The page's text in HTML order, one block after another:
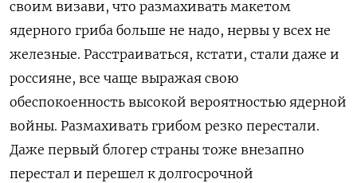
своим визави, что размахивать макетом
ядерного гриба больше не надо, нервы у всех не
железные. Расстраиваться, кстати, стали даже и
россияне, все чаще выражая свою
обеспокоенность высокой вероятностью ядерной
войны. Размахивать грибом резко перестали.
Даже первый блогер страны тоже внезапно
перестал и перешел к долгосрочной